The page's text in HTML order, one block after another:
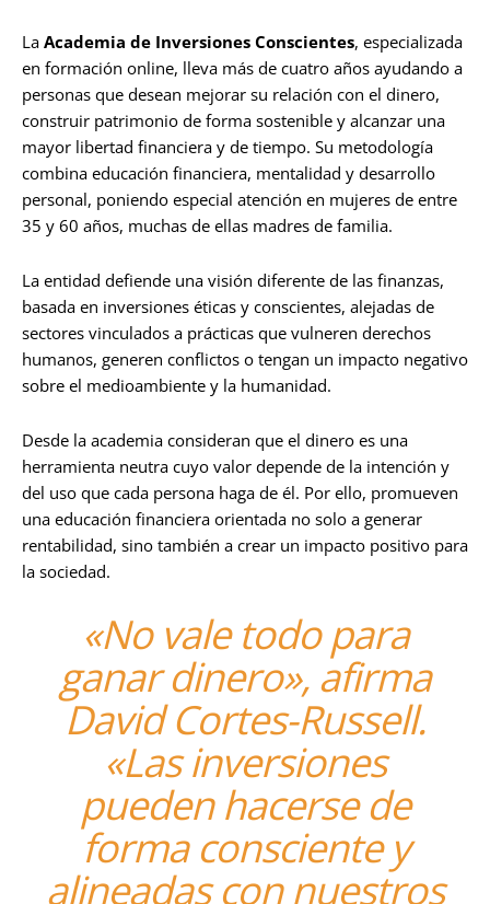
La Academia de Inversiones Conscientes, especializada
en formación online, lleva más de cuatro años ayudando a
personas que desean mejorar su relación con el dinero,
construir patrimonio de forma sostenible y alcanzar una
mayor libertad financiera y de tiempo. Su metodología
combina educación financiera, mentalidad y desarrollo
personal, poniendo especial atención en mujeres de entre
35 y 60 años, muchas de ellas madres de familia.
La entidad defiende una visión diferente de las finanzas,
basada en inversiones éticas y conscientes, alejadas de
sectores vinculados a prácticas que vulneren derechos
humanos, generen conflictos o tengan un impacto negativo
sobre el medioambiente y la humanidad.
Desde la academia consideran que el dinero es una
herramienta neutra cuyo valor depende de la intención y
del uso que cada persona haga de él. Por ello, promueven
una educación financiera orientada no solo a generar
rentabilidad, sino también a crear un impacto positivo para
la sociedad.
«No vale todo para
ganar dinero», afirma
David Cortes-Russell.
«Las inversiones
pueden hacerse de
forma consciente y
alineadas con nuestros